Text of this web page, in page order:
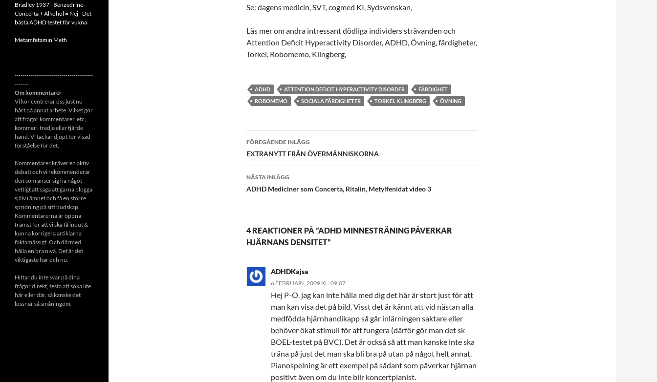
Se: dagens medicin, SVT, cogmed KI, Sydsvenskan,
Läs mer om andra intressant dödliga individers strävanden och
Attention Deficit Hyperactivity Disorder, ADHD, Övning, färdigheter,
Torkel, Robomemo, Klingberg,
ADHD ATTENTION DEFICIT HYPERACTIVITY DISORDER
FÄRDIGHET
ROBOMEMO
SOCIALA FÄRDIGHETER TORKEL KLINGBERG ÖVNING
Inläggsnavigering
FÖREGÅENDE INLÄGG
EXTRANYTT FRÅN ÖVERMÄNNISKORNA
NÄSTA INLÄGG
ADHD Mediciner som Concerta, Ritalin, Metylfenidat video 3
4 REAKTIONER PÅ ”ADHD MINNESTRÄNING PÅVERKAR
HJÄRNANS DENSITET”
ADHDKajsa
6 FEBRUARI, 2009 KL. 09:07
Hej P-O, jag kan inte hålla med dig det här är stort just för att
man kan visa det på bild. Visst det är kännt att vid nästan alla
medfödda hjärnhandikapp så går inlärningen saktare eller
behöver ökat stimuli för att fungera (därför gör man det sk
BOEL-testet på BVC). Det är också så att man kanske inte ska
träna på just det man ska bli bra på utan på något helt annat.
Pianospelning är ett exempel på sådant som påverkar hjärnan
positivt även om du inte blir koncertpianist.
Bradley 1937 - Benzedrine-
Concerta + Alkohol = Nej- Det
bästa ADHD testet för vuxna
Metamfetamin Meth
----------------------------------------
-------
Om kommentarer
Vi koncentrerar oss just nu
hårt på annat arbete. Vilket gör
att frågor kommentarer, etc,
kommer i tredje eller fjärde
hand. Vi tackar djupt för visad
förståelse för det.
Kommentarer kräver en aktiv
debatt och vi rekommenderar
den som anser sig ha något
vettigt att säga att gärna blogga
själv i ämnet och få en större
spridning på sitt budskap.
Kommentarerna är öppna
främst för att vi ska få input &
kunna korrigera artiklarna
faktamässigt. Och därmed
hålla en bra nivå. Det är det
viktigaste här och nu.
Hittar du inte svar på dina
frågor direkt, testa att söka lite
här eller där, så kanske det
lossnar så småningom.